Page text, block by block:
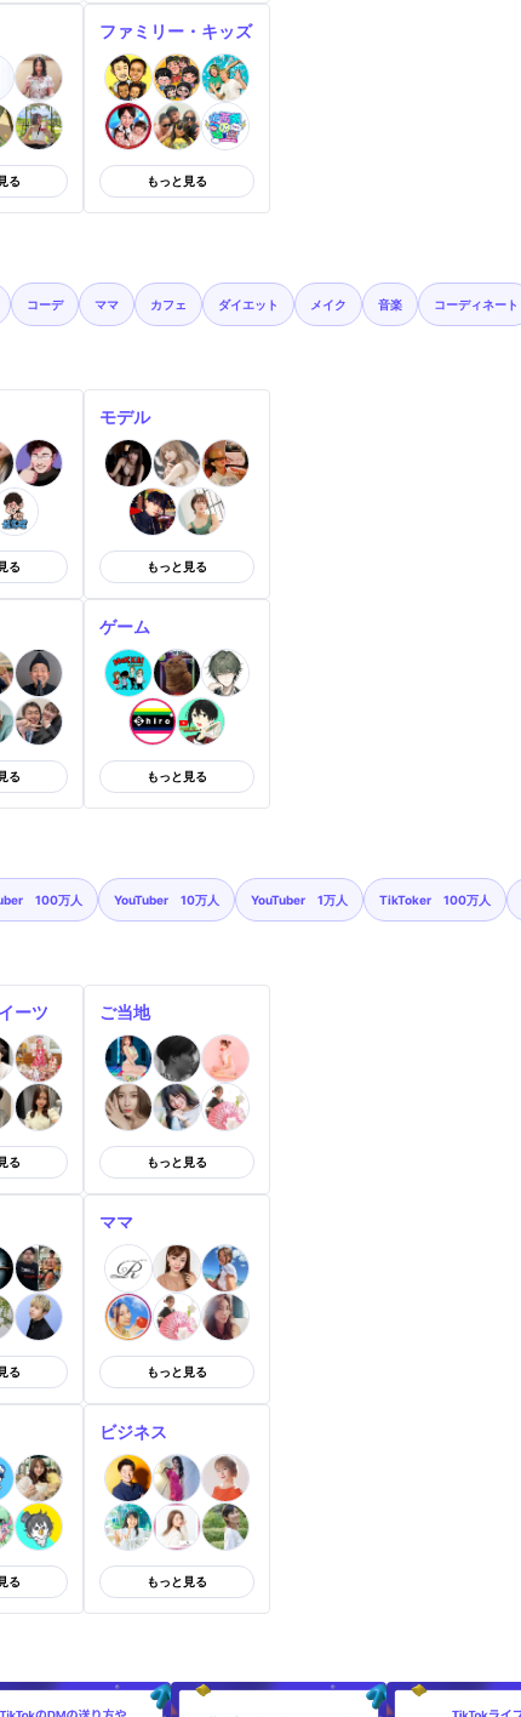
る
ファミリー・キッズ
もっと見る
コーデ ママ カフェ ダイエット メイク 音楽 コーディネート
る
モデル
もっと見る
る
ゲーム
もっと見る
100万人 YouTuber 10万人 YouTuber 1万人 TikToker 100万人
ーツ
る
ご当地
もっと見る
る
ママ
もっと見る
る
ビジネス
もっと見る